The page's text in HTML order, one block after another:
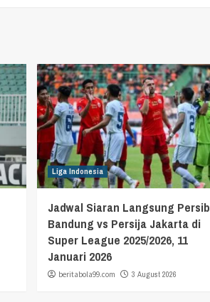
Liga Indonesia
Jadwal Siaran Langsung Persib
Bandung vs Persija Jakarta di
Super League 2025/2026, 11
Januari 2026
beritabola99.com 3 August 2026